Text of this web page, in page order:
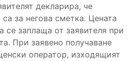
декларира, че
за негова сметка. Цената
се заплаща от заявителя при
При заявено получаване
оператор, изходящият